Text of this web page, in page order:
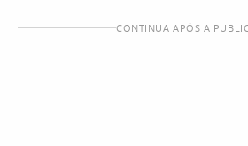
CONTINUA APÓS A